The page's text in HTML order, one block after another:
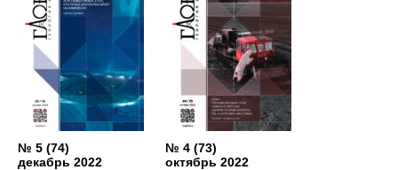
№ 5 (74)
декабрь 2022
№ 4 (73)
октябрь 2022